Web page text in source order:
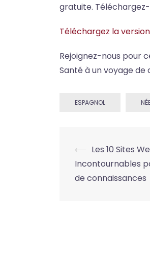
gratuite.
Téléchargez la
Rejoignez-nous pour
Santé à un voyage
ESPAGNOL
Post
⟵ Les 10 Sites
Incontournables
de connaissances